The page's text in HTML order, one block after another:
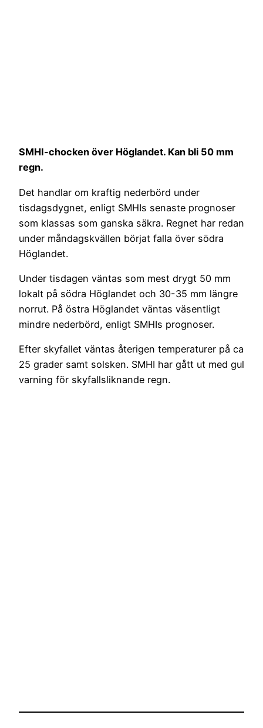
SMHI-chocken över Höglandet. Kan bli 50 mm
regn.
Det handlar om kraftig nederbörd under
tisdagsdygnet, enligt SMHIs senaste prognoser
som klassas som ganska säkra. Regnet har redan
under måndagskvällen börjat falla över södra
Höglandet.
Under tisdagen väntas som mest drygt 50 mm
lokalt på södra Höglandet och 30-35 mm längre
norrut. På östra Höglandet väntas väsentligt
mindre nederbörd, enligt SMHIs prognoser.
Efter skyfallet väntas återigen temperaturer på ca
25 grader samt solsken. SMHI har gått ut med gul
varning för skyfallsliknande regn.